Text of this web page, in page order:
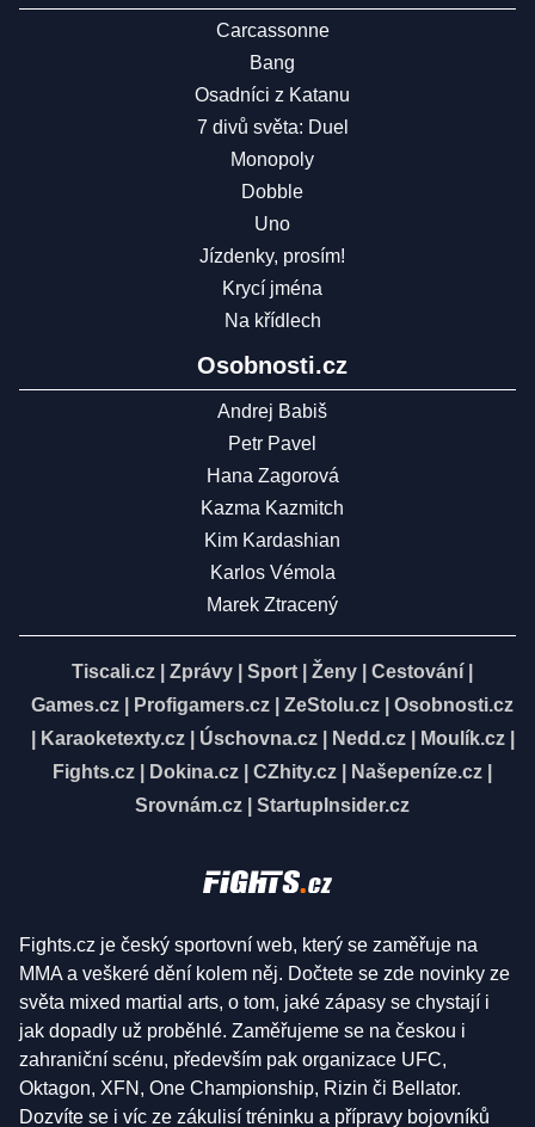
Carcassonne
Bang
Osadníci z Katanu
7 divů světa: Duel
Monopoly
Dobble
Uno
Jízdenky, prosím!
Krycí jména
Na křídlech
Osobnosti.cz
Andrej Babiš
Petr Pavel
Hana Zagorová
Kazma Kazmitch
Kim Kardashian
Karlos Vémola
Marek Ztracený
Tiscali.cz Zprávy Sport Ženy Cestování
Games.cz
Profigamers.cz ZeStolu.cz
Osobnosti.cz
Karaoketexty.cz| Úschovna.cz| Nedd.cz| Moulík.cz|
Fights.cz
Dokina.cz CZhity.cz Našepeníze.cz
Srovnám.cz
StartupInsider.cz
Fights.cz je český sportovní web, který se zaměřuje na
MMA a veškeré dění kolem něj. Dočtete se zde novinky ze
světa mixed martial arts, o tom, jaké zápasy se chystají i
jak dopadly už proběhlé. Zaměřujeme se na českou i
zahraniční scénu, především pak organizace UFC,
Oktagon, XFN, One Championship, Rizin či Bellator.
Dozvíte se i víc ze zákulisí tréninku a přípravy bojovníků